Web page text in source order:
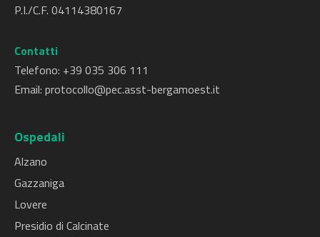
P.I./C.F. 04114380167
Contatti
Telefono: +39 035 306 111
Email: protocollo@pec.asst-bergamoest.it
Ospedali
Alzano
Gazzaniga
Lovere
Presidio di Calcinate